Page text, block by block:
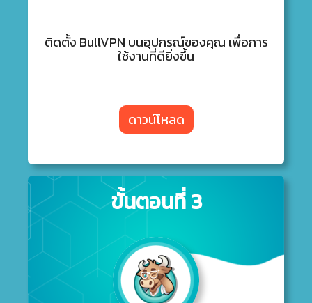
ติดตั้ง BullVPN บนอุปกรณ์ของคุณ เพื่อการ
ใช้งานที่ดียิ่งขึ้น
ดาวน์โหลด
ขั้นตอนที่ 3